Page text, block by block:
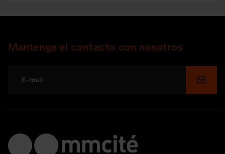
Mantenga el contacto con nosotros
Enviar